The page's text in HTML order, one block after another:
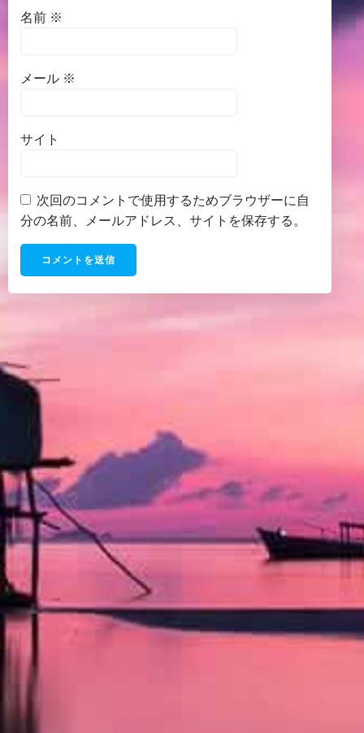
名前 ※
メール ※
サイト
次回のコメントで使用するためブラウザーに自
分の名前、メールアドレス、サイトを保存する。